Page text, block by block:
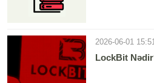
2026-06-01
LockBit